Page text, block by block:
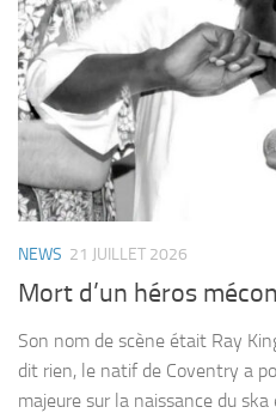
NEWS 21 JUILLET 2026
Mort d’un héros
Son nom de scène était Ray
dit rien, le natif de Coventry a
majeure sur la naissance du